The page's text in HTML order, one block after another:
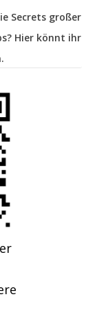
Secrets großer
Hier könnt ihr